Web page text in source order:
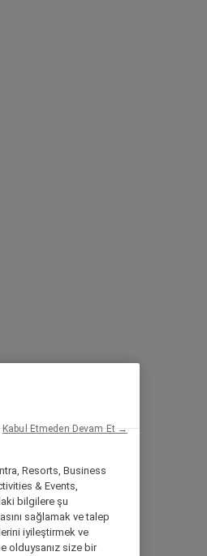
Resorts, Business
& Events,
bilgilere şu
sağlamak ve talep
iyileştirmek ve
olduysanız size bir
Kabul Etmeden Devam Et →